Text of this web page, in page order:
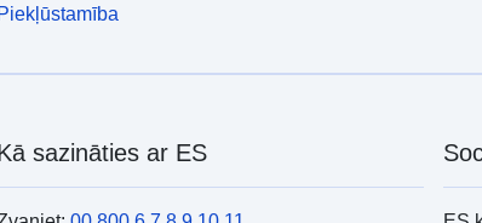
Piekļūstamība
sazināties ar ES